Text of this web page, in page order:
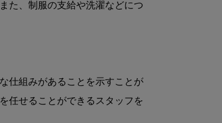
た、制服の支給や洗濯などにつ
仕組みがあることを示すことが
任せることができるスタッフを